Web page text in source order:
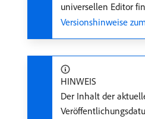
universellen Editor
Versionshinweise
HINWEIS
Der Inhalt der